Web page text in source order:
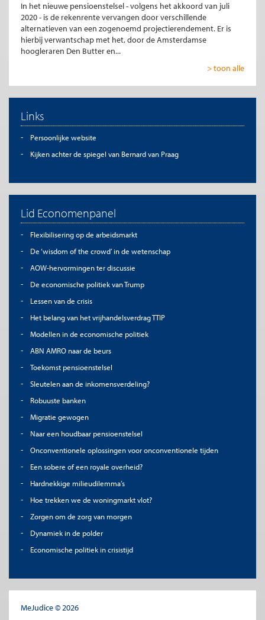
In het nieuwe pensioenstelsel - volgens het akkoord van juli
2020 - is de rekenrente vervangen door verschillende
alternatieven van een zogenoemd projectierendement. Er is
hierbij verwantschap met het, door de Amsterdamse
hoogleraren Den Butter en...
> toon alle
Links
Persoonlijke website
Kijken achter de spiegel van Bernard van Praag
Lid Economenpanel
Flexibilisering op de arbeidsmarkt
De ‘wisdom of the crowd’ in de wetenschap
AOW-hervormingen ter discussie
De economische politiek van Trump
Lessen van de crisis
Het belang van het vrijhandelsverdrag TTIP
Modellen in de economische politiek
ABN AMRO naar de beurs
Toekomst pensioenstelsel
Sleutelen aan de inkomensverdeling?
Robuuste banken
Migratie gewogen
Naar een houdbaar pensioenstelsel
Onconventionele oplossingen voor onconventionele tijden
Een sobere of een royale overheid?
Hardnekkige milieudilemma’s
Hoe trekken we de woningmarkt vlot?
Zorgen om de zorg van morgen
Dynamiek in de polder
Economische politiek in crisistijd
MeJudice © 2026